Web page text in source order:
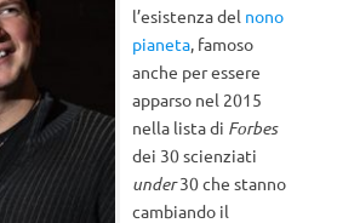
l’esistenza del nono
pianeta, famoso
anche per essere
apparso nel 2015
nella lista di Forbes
dei 30 scienziati
under30 che stanno
cambiando il